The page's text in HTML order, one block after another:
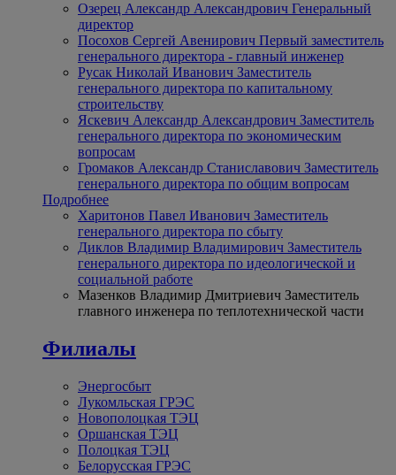
Озерец Александр Александрович Генеральный
директор
Посохов Сергей Авенирович Первый заместитель
генерального директора - главный инженер
Русак Николай Иванович Заместитель
генерального директора по капитальному
строительству
Яскевич Александр Александрович Заместитель
генерального директора по экономическим
вопросам
Громаков Александр Станиславович Заместитель
генерального директора по общим вопросам
Подробнее
Харитонов Павел Иванович Заместитель
генерального директора по сбыту
Диклов Владимир Владимирович Заместитель
генерального директора по идеологической и
социальной работе
Мазенков Владимир Дмитриевич Заместитель
главного инженера по теплотехнической части
Филиалы
Энергосбыт
Лукомльская ГРЭС
Новополоцкая ТЭЦ
Оршанская ТЭЦ
Полоцкая ТЭЦ
Белорусская ГРЭС